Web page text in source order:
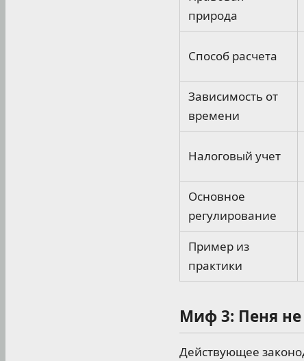
природа
Способ расчета
Зависимость от
времени
Налоговый учет
Основное
регулирование
Пример из
практики
Миф 3: Пеня
Действующее